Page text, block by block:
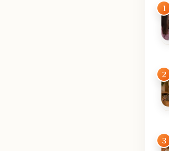
1
2
3